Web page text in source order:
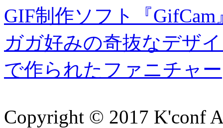
GIF制作ソフト『GifCam
ガガ好みの奇抜なデザ
で作られたファニチャー
Copyright © 2017 K'conf